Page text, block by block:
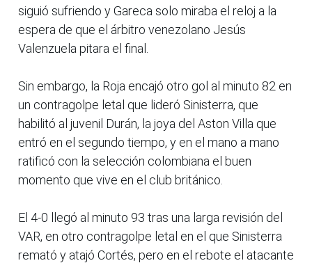
siguió sufriendo y Gareca solo miraba el reloj a la
espera de que el árbitro venezolano Jesús
Valenzuela pitara el final.
Sin embargo, la Roja encajó otro gol al minuto 82 en
un contragolpe letal que lideró Sinisterra, que
habilitó al juvenil Durán, la joya del Aston Villa que
entró en el segundo tiempo, y en el mano a mano
ratificó con la selección colombiana el buen
momento que vive en el club británico.
El 4-0 llegó al minuto 93 tras una larga revisión del
VAR, en otro contragolpe letal en el que Sinisterra
remató y atajó Cortés, pero en el rebote el atacante